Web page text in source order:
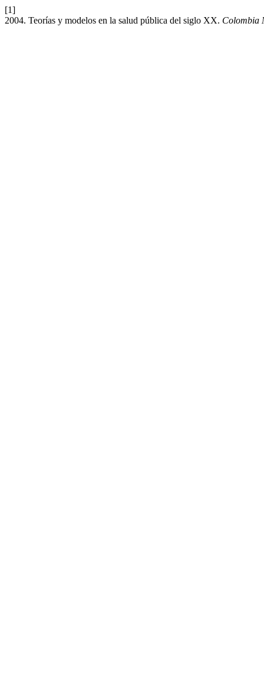
[1]
2004. Teorías y modelos en la salud pública del siglo XX. Colombia